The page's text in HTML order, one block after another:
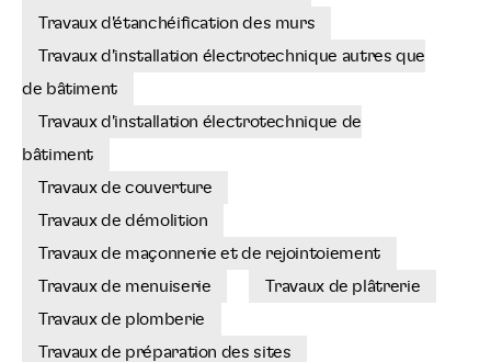
Travaux d'étanchéification des murs
Travaux d'installation électrotechnique autres que
de bâtiment
Travaux d'installation électrotechnique de
bâtiment
Travaux de couverture
Travaux de démolition
Travaux de maçonnerie et de rejointoiement
Travaux de menuiserie
Travaux de plâtrerie
Travaux de plomberie
Travaux de préparation des sites